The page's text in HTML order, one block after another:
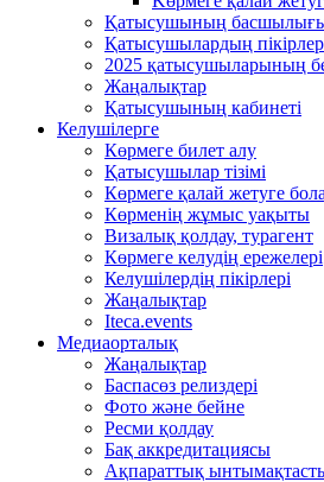
Қатысушының
Қатысушылардың
2025 қатысушыларының
Жаңалықтар
Қатысушының кабинеті
Келушілерге
Көрмеге билет алу
Қатысушылар тізімі
Көрмеге қалай жетуге
Көрменің жұмыс уақыты
Визалық қолдау, турагент
Көрмеге келудің ережелері
Келушілердің пікірлері
Жаңалықтар
Iteca.events
Медиаорталық
Жаңалықтар
Баспасөз релиздері
Фото және бейне
Ресми қолдау
Бақ аккредитациясы
Ақпараттық